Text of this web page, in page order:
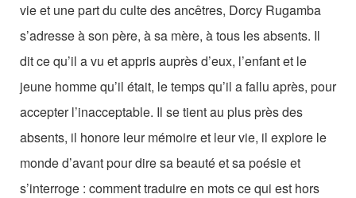
le Pole Francophone à Limoges
vie et une part du culte des ancêtres, Dorcy Rugamba
s’adresse à son père, à sa mère, à tous les absents. Il
dit ce qu’il a vu et appris auprès d’eux, l’enfant et le
jeune homme qu’il était, le temps qu’il a fallu après, pour
accepter l’inacceptable. Il se tient au plus près des
absents, il honore leur mémoire et leur vie, il explore le
monde d’avant pour dire sa beauté et sa poésie et
s’interroge : comment traduire en mots ce qui est hors